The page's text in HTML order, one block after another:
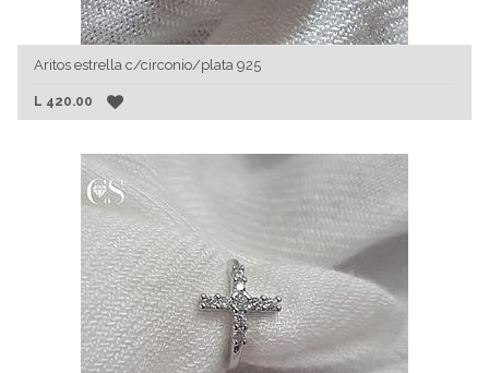
Aritos estrella c/circonio/plata 925
L 420.00